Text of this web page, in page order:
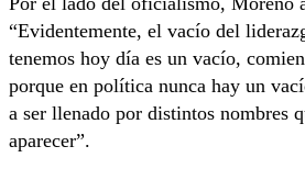
“Evidentemente, el vacío del
tenemos hoy día es un vacío,
porque en política nunca hay un
a ser llenado por distintos nombres
aparecer”.